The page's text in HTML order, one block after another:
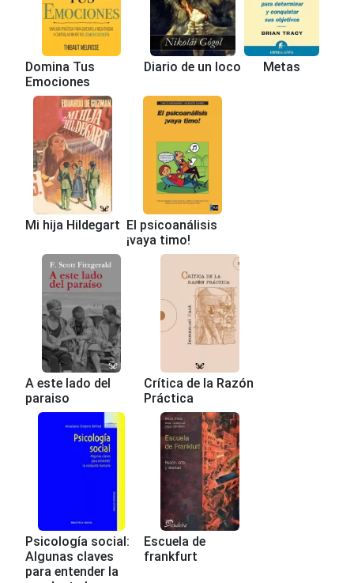
Domina Tus
Emociones
Diario de un loco Metas
Mi hija Hildegart El psicoanálisis
¡vaya timo!
A este lado del
paraiso
Crítica de la Razón
Práctica
Psicología social:
Algunas claves
para entender la
Escuela de
frankfurt